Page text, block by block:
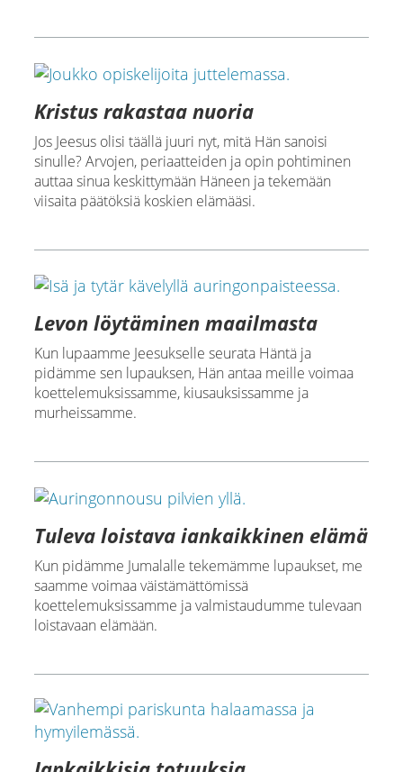
Kristus rakastaa nuoria
Jos Jeesus olisi täällä juuri nyt, mitä Hän sanoisi
sinulle? Arvojen, periaatteiden ja opin pohtiminen
auttaa sinua keskittymään Häneen ja tekemään
viisaita päätöksiä koskien elämääsi.
Levon löytäminen maailmasta
Kun lupaamme Jeesukselle seurata Häntä ja
pidämme sen lupauksen, Hän antaa meille voimaa
koettelemuksissamme, kiusauksissamme ja
murheissamme.
Tuleva loistava iankaikkinen elämä
Kun pidämme Jumalalle tekemämme lupaukset, me
saamme voimaa väistämättömissä
koettelemuksissamme ja valmistaudumme tulevaan
loistavaan elämään.